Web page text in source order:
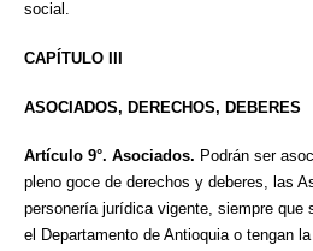
social.
CAPÍTULO III
ASOCIADOS, DERECHOS, DEBERES
Artículo 9°. Asociados. Podrán ser
pleno goce de derechos y deberes, las
personería jurídica vigente, siempre que
el Departamento de Antioquia o tengan